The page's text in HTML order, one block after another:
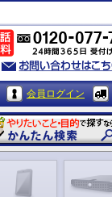
会員ログイン